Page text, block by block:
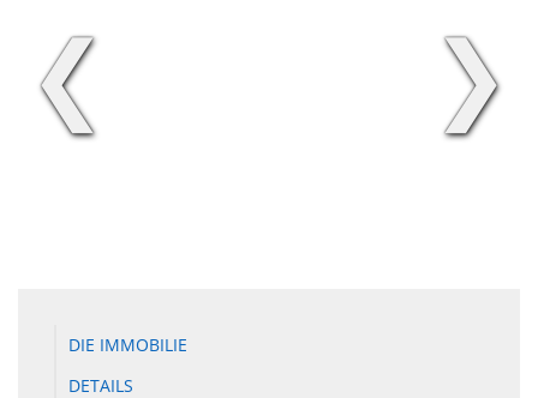
❮ ❯
DIE IMMOBILIE
DETAILS